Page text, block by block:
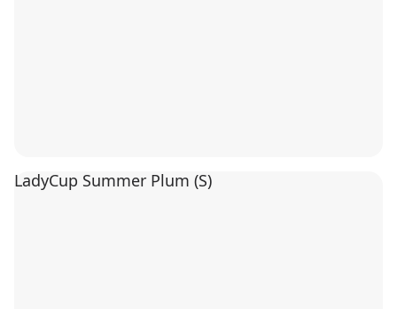
LadyCup Summer Plum (S)